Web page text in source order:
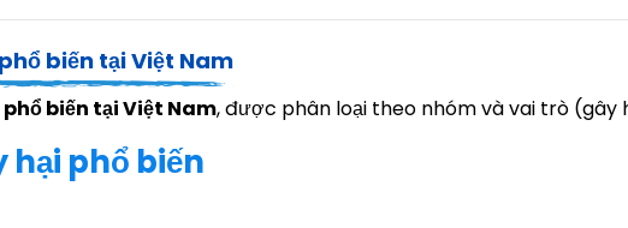
biến tại Việt Nam
biến tại Việt Nam, được phân loại theo nhóm và vai trò (gây
phổ biến